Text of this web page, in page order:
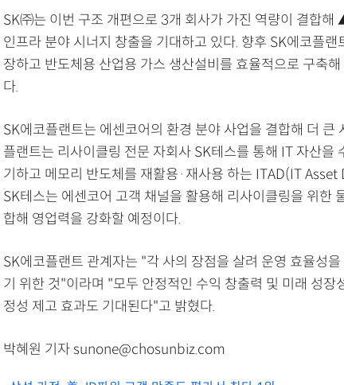
SK㈜는 이번 구조 개편으로 3개 회사가 가진 역량이 결합
인프라 분야 시너지 창출을 기대하고 있다. 향후 SK에코플
장하고 반도체용 산업용 가스 생산설비를 효율적으로 구축
다.
SK에코플랜트는 에센코어의 환경 분야 사업을 결합해 더 큰
플랜트는 리사이클링 전문 자회사 SK테스를 통해 IT 자산을
기하고 메모리 반도체를 재활용·재사용 하는 ITAD(IT
SK테스는 에센코어 고객 채널을 활용해 리사이클링을 위한
합해 영업력을 강화할 예정이다.
SK에코플랜트 관계자는 "각 사의 장점을 살려 운영 효율성
기 위한 것"이라며 "모두 안정적인 수익 창출력 및 미래 성장
정성 제고 효과도 기대된다"고 밝혔다.
박혜원 기자 sunone@chosunbiz.com